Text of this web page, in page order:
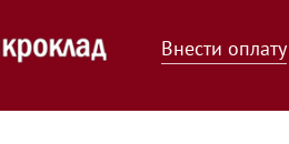
Внести оплату